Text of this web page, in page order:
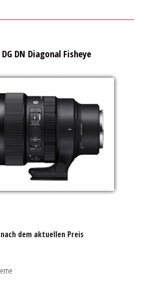
DN Diagonal Fisheye
dem aktuellen Preis